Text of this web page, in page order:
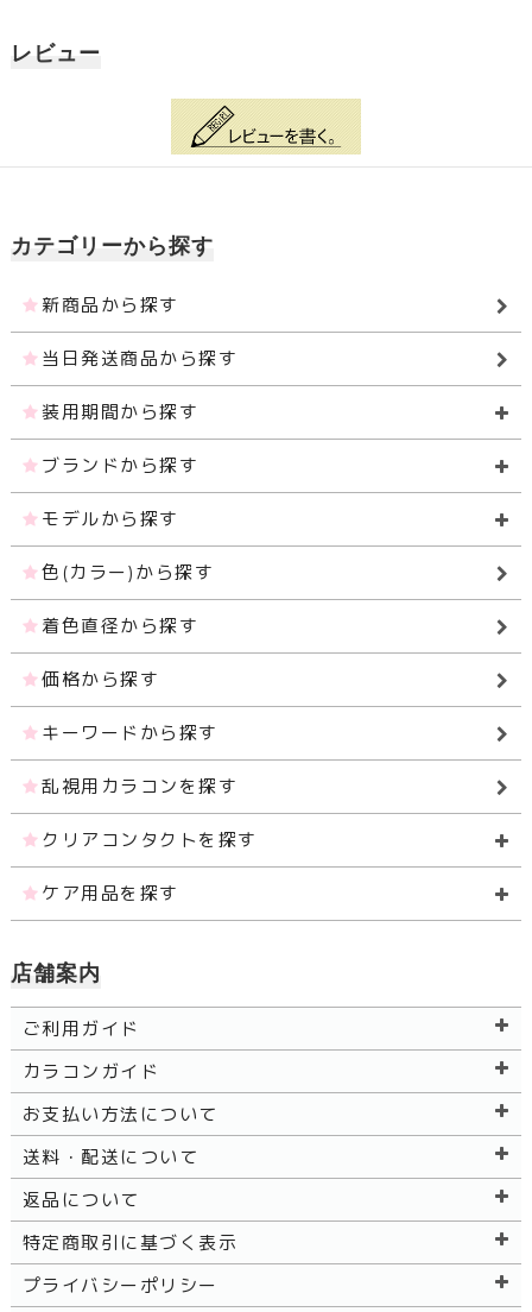
レビュー
カテゴリーから探す
新商品から探す
当日発送商品から探す
装用期間から探す
ブランドから探す
モデルから探す
色(カラー)から探す
着色直径から探す
価格から探す
キーワードから探す
乱視用カラコンを探す
クリアコンタクトを探す
ケア用品を探す
店舗案内
ご利用ガイド
カラコンガイド
お支払い方法について
送料・配送について
返品について
特定商取引に基づく表示
プライバシーポリシー